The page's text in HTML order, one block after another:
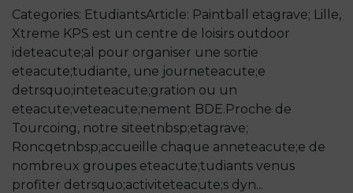
Categories: EtudiantsArticle: Paintball etagrave; Lille,
Xtreme KPS est un centre de loisirs outdoor
ideteacute;al pour organiser une sortie
eteacute;tudiante, une journeteacute;e
detrsquo;inteteacute;gration ou un
eteacute;veteacute;nement BDE.Proche de
Tourcoing, notre siteetnbsp;etagrave;
Roncqetnbsp;accueille chaque anneteacute;e de
nombreux groupes eteacute;tudiants venus
profiter detrsquo;activiteteacute;s dyn...